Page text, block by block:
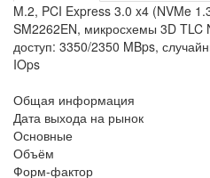
M.2, PCI Express 3.0 x4 (NVMe
SM2262EN, микросхемы 3D TLC
доступ: 3350/2350 MBps,
IOps
Общая информация
Дата выхода на рынок
Основные
Объём
Форм-фактор